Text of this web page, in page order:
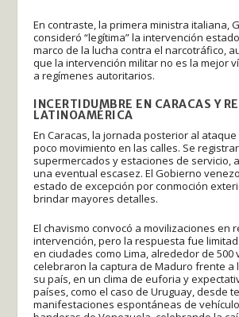
En contraste, la primera ministra italiana,
consideró “legítima” la intervención
marco de la lucha contra el narcotráfico,
que la intervención militar no es la mejor
a regímenes autoritarios.
INCERTIDUMBRE EN CARACAS Y
LATINOAMÉRICA
En Caracas, la jornada posterior al
poco movimiento en las calles. Se
supermercados y estaciones de servicio,
una eventual escasez. El Gobierno
estado de excepción por conmoción
brindar mayores detalles.
El chavismo convocó a movilizaciones en
intervención, pero la respuesta fue
en ciudades como Lima, alrededor de 500
celebraron la captura de Maduro frente a
su país, en un clima de euforia y
países, como el caso de Uruguay, desde
manifestaciones espontáneas de